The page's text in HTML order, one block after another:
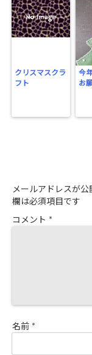
クリスマスクラ
フト
今
お
メールアドレスが公
欄は必須項目です
コメント *
名前 *